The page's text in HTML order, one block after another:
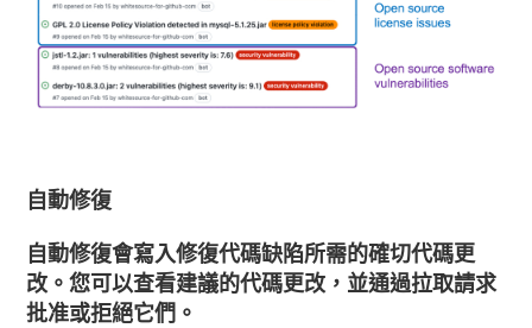
自動修復
自動修復會寫入修復代碼缺陷所需的確切代碼更
改。您可以查看建議的代碼更改，並通過拉取請求
批准或拒絕它們。